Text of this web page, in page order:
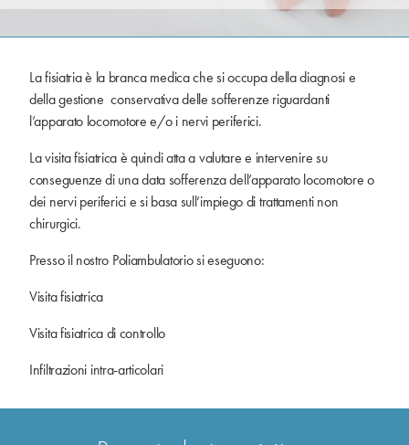
La fisiatria è la branca medica che si occupa della diagnosi e
della gestione conservativa delle sofferenze riguardanti
l’apparato locomotore e/o i nervi periferici.
La visita fisiatrica è quindi atta a valutare e intervenire su
conseguenze di una data sofferenza dell’apparato locomotore o
dei nervi periferici e si basa sull’impiego di trattamenti non
chirurgici.
Presso il nostro Poliambulatorio si eseguono:
Visita fisiatrica
Visita fisiatrica di controllo
Infiltrazioni intra-articolari